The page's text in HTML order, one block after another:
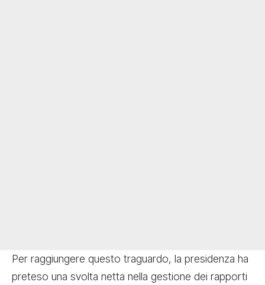
Per raggiungere questo traguardo, la presidenza ha
preteso una svolta netta nella gestione dei rapporti